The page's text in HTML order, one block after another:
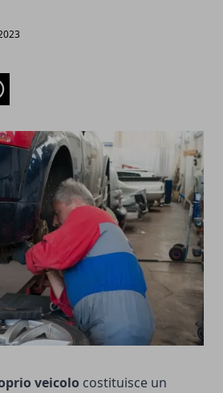
veicolo costituisce un